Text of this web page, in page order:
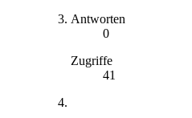
Antworten
0
Zugriffe
41